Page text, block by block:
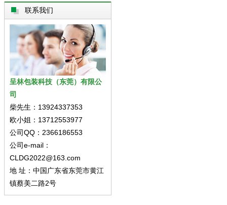
联系我们
呈林包装科技（东莞）有限公
司
柴先生：13924337353
欧小姐：13712553977
公司QQ：2366186553
公司e-mail：
CLDG2022@163.com
地 址：中国广东省东莞市黄江
镇蔡美二路2号